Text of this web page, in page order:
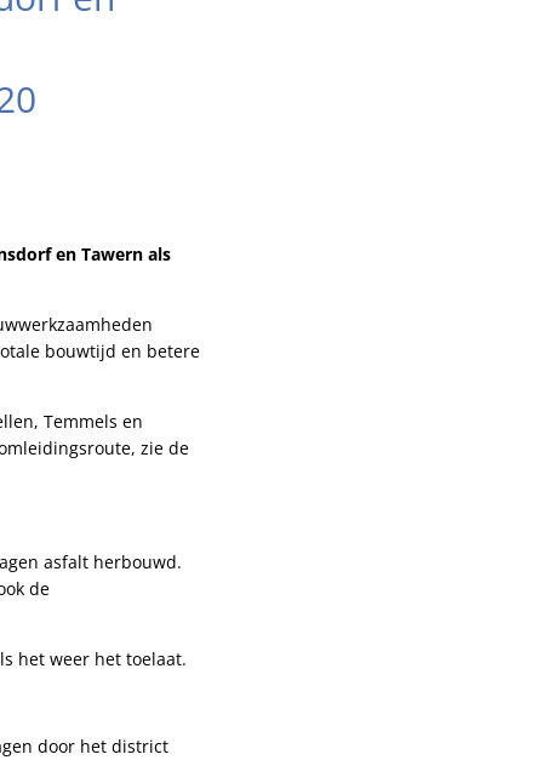
en Tawern als
bouwtijd en betere
Temmels en
zie de
asfalt herbouwd.
de
het weer het toelaat.
door het district